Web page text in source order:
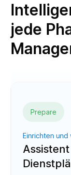
jede
Prepare
Einrichten und